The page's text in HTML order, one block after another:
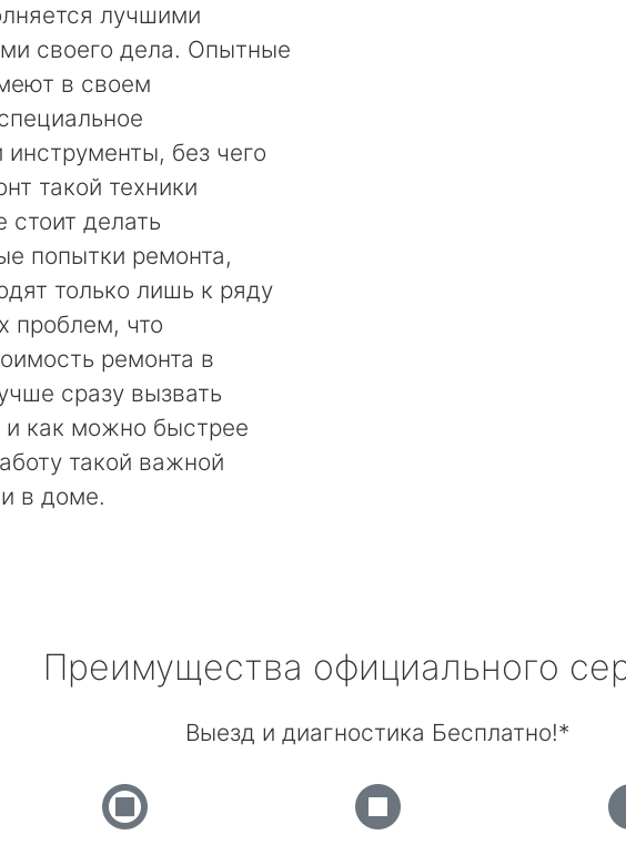
лучшими
своего дела. Опытные
в своем
инструменты, без чего
такой техники
делать
попытки ремонта,
только лишь к ряду
проблем, что
ремонта в
сразу вызвать
и как можно быстрее
такой важной
в доме.
Преимущества официального
Выезд и диагностика Бесплатно!*